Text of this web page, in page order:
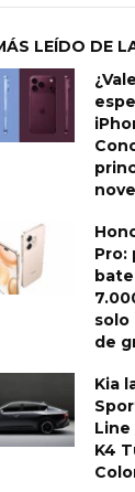
LEÍDO DE
Pro:
solo
de
Kia
Line
K4